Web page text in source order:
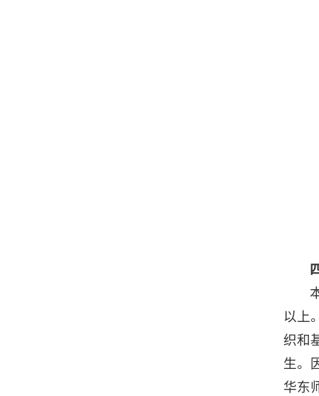
以上
织和
生。
华东